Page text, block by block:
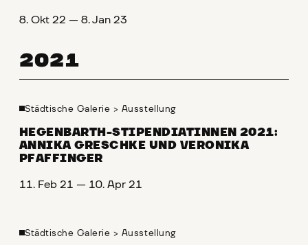
8. Okt 22 — 8. Jan 23
2021
Städtische Galerie > Ausstellung
HEGENBARTH-STIPENDIATINNEN 2021:
ANNIKA GRESCHKE UND VERONIKA
PFAFFINGER
11. Feb 21 — 10. Apr 21
Städtische Galerie > Ausstellung